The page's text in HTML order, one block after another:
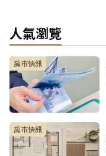
人氣瀏覽
房市快訊
房市快訊